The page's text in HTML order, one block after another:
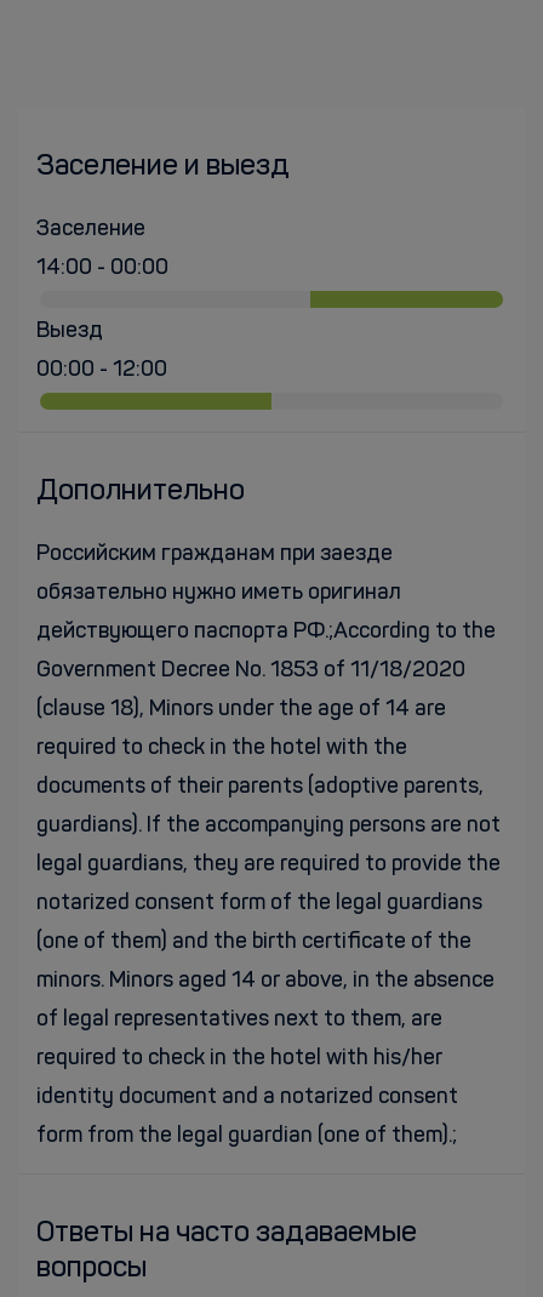
Заселение и выезд
Заселение
14:00 - 00:00
Выезд
00:00 - 12:00
Дополнительно
Российским гражданам при заезде
обязательно нужно иметь оригинал
действующего паспорта РФ.;According to the
Government Decree No. 1853 of 11/18/2020
(clause 18), Minors under the age of 14 are
required to check in the hotel with the
documents of their parents (adoptive parents,
guardians). If the accompanying persons are not
legal guardians, they are required to provide the
notarized consent form of the legal guardians
(one of them) and the birth certificate of the
minors. Minors aged 14 or above, in the absence
of legal representatives next to them, are
required to check in the hotel with his/her
identity document and a notarized consent
form from the legal guardian (one of them).;
Ответы на часто задаваемые
вопросы